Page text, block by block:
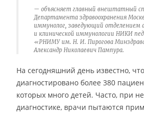
объясняет главный внештатный
Департамента здравоохранения
иммунолог, заведующий отделением
и клинической иммунологии НИКИ
«РНИМУ им. Н. И. Пирогова
Александр Николаевич Пампура.
На сегодняшний день известно,
диагностировано более 380
которых много детей. Часто, при
диагностике, врачи пытаются